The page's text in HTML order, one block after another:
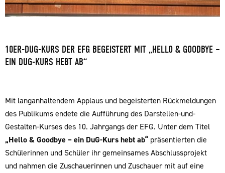
10ER-DUG-KURS DER EFG BEGEISTERT MIT „HELLO & GOODBYE –
EIN DUG-KURS HEBT AB“
Mit langanhaltendem Applaus und begeisterten Rückmeldungen
des Publikums endete die Aufführung des Darstellen-und-
Gestalten-Kurses des 10. Jahrgangs der EFG. Unter dem Titel
„Hello & Goodbye – ein DuG-Kurs hebt ab“ präsentierten die
Schülerinnen und Schüler ihr gemeinsames Abschlussprojekt
und nahmen die Zuschauerinnen und Zuschauer mit auf eine